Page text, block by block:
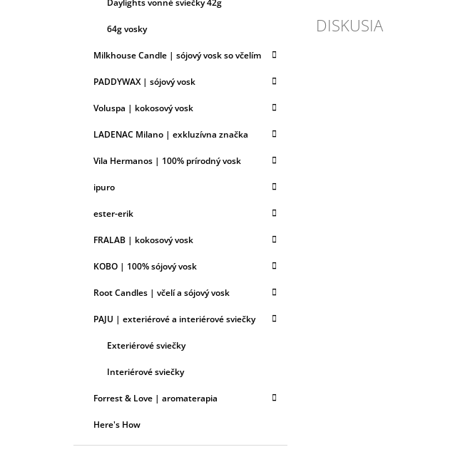
Daylights vonné sviečky 42g
64g vosky
Milkhouse Candle | sójový vosk so včelím
PADDYWAX | sójový vosk
Voluspa | kokosový vosk
LADENAC Milano | exkluzívna značka
Vila Hermanos | 100% prírodný vosk
ipuro
ester-erik
FRALAB | kokosový vosk
KOBO | 100% sójový vosk
Root Candles | včelí a sójový vosk
PAJU | exteriérové a interiérové sviečky
Exteriérové sviečky
Interiérové sviečky
Forrest & Love | aromaterapia
Here's How
DISKUSIA